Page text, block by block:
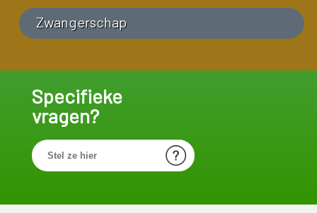
Zwangerschap
Specifieke
vragen?